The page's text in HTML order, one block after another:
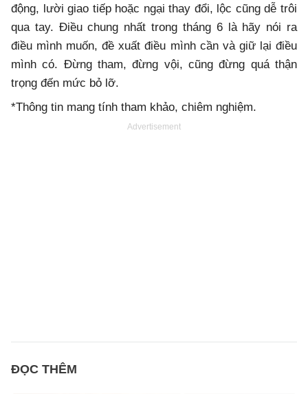
động, lười giao tiếp hoặc ngại thay đổi, lộc cũng dễ trôi
qua tay. Điều chung nhất trong tháng 6 là hãy nói ra
điều mình muốn, đề xuất điều mình cần và giữ lại điều
mình có. Đừng tham, đừng vội, cũng đừng quá thận
trọng đến mức bỏ lỡ.
*Thông tin mang tính tham khảo, chiêm nghiệm.
Advertisement
ĐỌC THÊM